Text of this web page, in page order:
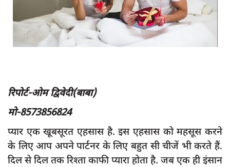
अपराध
राजनीति
साक्षात्कार
सामाजिक
खेल
latest
रिपोर्ट-ओम द्विवेदी(बाबा)
मो-8573856824
प्यार एक खूबसूरत एहसास है. इस एहसास को महसूस करने
के लिए आप अपने पार्टनर के लिए बहुत सी चीजें भी करते हैं.
दिल से दिल तक रिश्ता काफी प्यारा होता है. जब एक ही इंसान